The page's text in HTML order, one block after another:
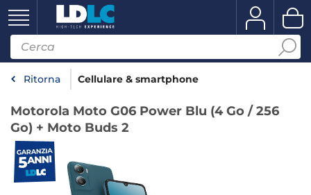
Ritorna Cellulare & smartphone
Motorola Moto G06 Power Blu (4 Go / 256
Go) + Moto Buds 2